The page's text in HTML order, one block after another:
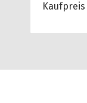
Kaufpreis